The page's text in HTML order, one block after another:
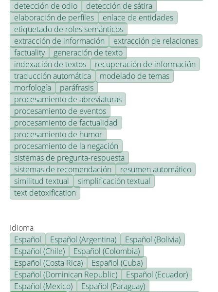
detección de odio
detección de sátira
elaboración de perfiles
enlace de entidades
etiquetado de roles semánticos
extracción de información
extracción de relaciones
factuality
generación de texto
indexación de textos
recuperación de información
traducción automática
modelado de temas
morfología
paráfrasis
procesamiento de abreviaturas
procesamiento de eventos
procesamiento de factualidad
procesamiento de humor
procesamiento de la negación
sistemas de pregunta-respuesta
sistemas de recomendación
resumen automático
similitud textual
simplificación textual
text detoxification
Idioma
Español
Español (Argentina)
Español (Bolivia)
Español (Chile)
Español (Colombia)
Español (Costa Rica)
Español (Cuba)
Español (Dominican Republic)
Español (Ecuador)
Español (Mexico)
Español (Paraguay)